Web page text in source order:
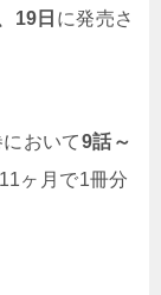
19日 に発売さ
おいて9話～
ヶ月で1冊分